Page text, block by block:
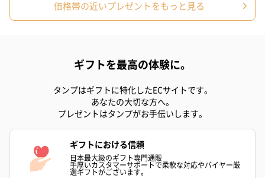
祝）（110円）
祝）（110円）
※9-15時にご注文いただく場合、最短のお届け可能日が通常より
価格帯の近いプレゼントをもっと見る
ギフトを最高の体験に。
タンプはギフトに特化したECサイトです。
あなたの大切な方へ。
プレゼントはタンプがお手伝いします。
ギフトにおける信頼
日本最大級のギフト専門通販
手厚いカスタマーサポートで柔軟な対応やバイヤー厳
選ギフトがございます。